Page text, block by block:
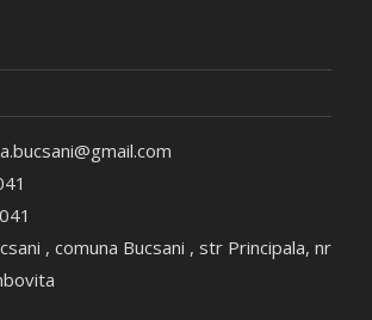
, comuna Bucsani , str Principala, nr